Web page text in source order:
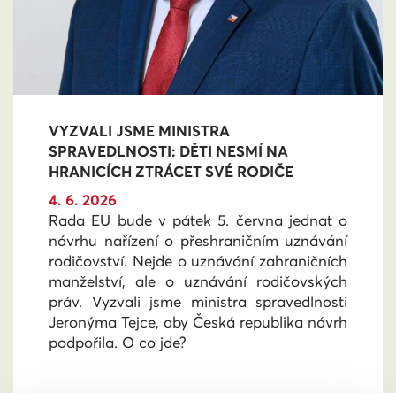
VYZVALI JSME MINISTRA
SPRAVEDLNOSTI: DĚTI NESMÍ NA
HRANICÍCH ZTRÁCET SVÉ RODIČE
4. 6. 2026
Rada EU bude v pátek 5. června jednat o
návrhu nařízení o přeshraničním uznávání
rodičovství. Nejde o uznávání zahraničních
manželství, ale o uznávání rodičovských
práv. Vyzvali jsme ministra spravedlnosti
Jeronýma Tejce, aby Česká republika návrh
podpořila. O co jde?